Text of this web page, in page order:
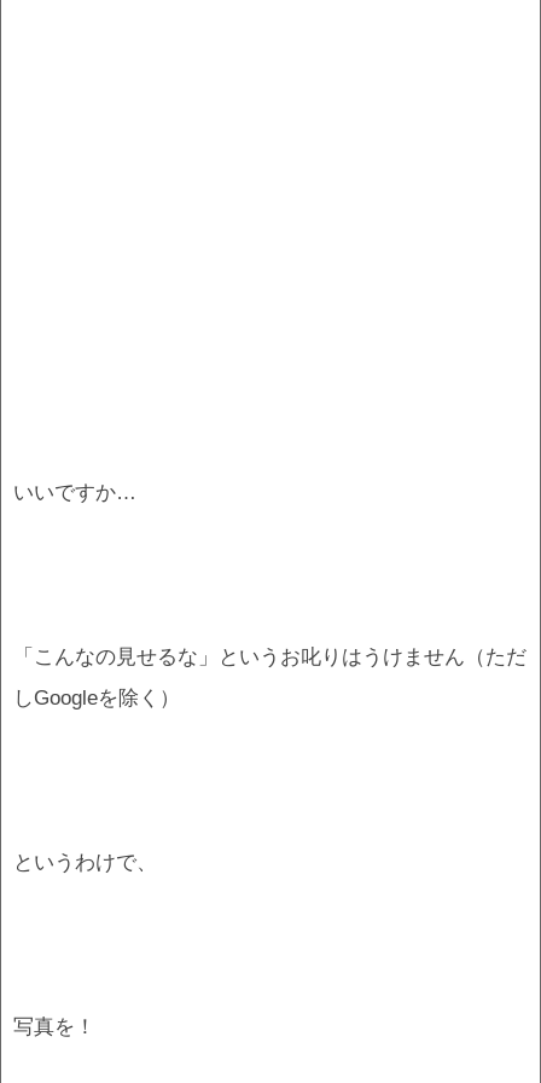
いいですか…
「こんなの見せるな」というお叱りはうけません（ただ
しGoogleを除く）
というわけで、
写真を！